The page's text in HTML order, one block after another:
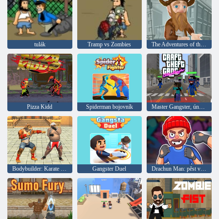
tulák Tramp vs Zombies The Adventures of the Tramp
Pizza Kidd Spiderman bojovník
Bodybuilder: Karate Battles Gangster Duel Drachun Man: pěst vzteku